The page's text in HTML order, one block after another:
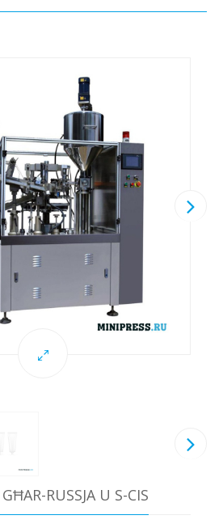
RUSSJA U S-CIS